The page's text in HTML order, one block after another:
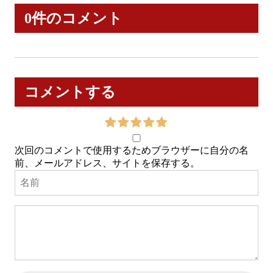
0件のコメント
コメントする
次回のコメントで使用するためブラウザーに自分の名
前、メールアドレス、サイトを保存する。